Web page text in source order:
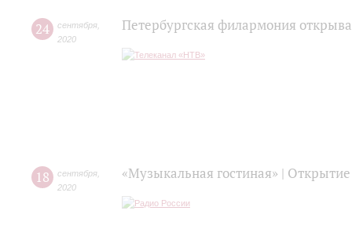
24 сентября
2020
Петербургская филармония
18 сентября
2020
«Музыкальная гостиная» |